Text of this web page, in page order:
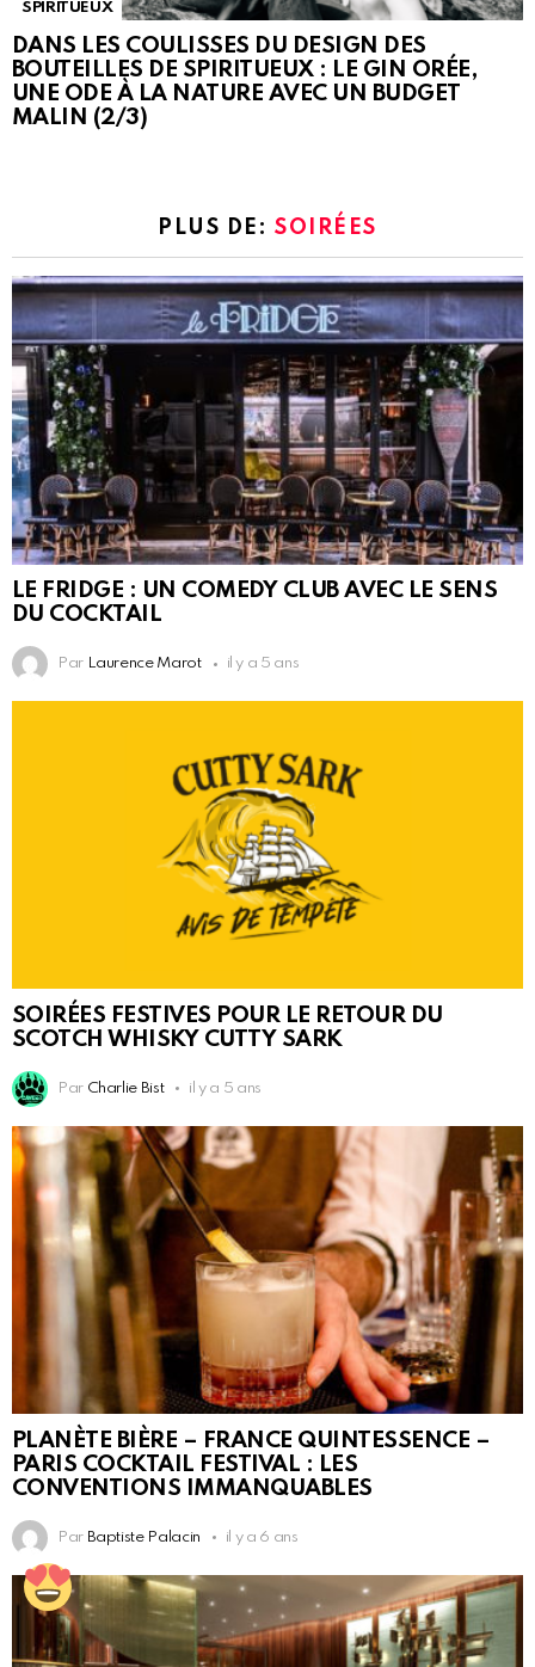
SPIRITUEUX
DANS LES COULISSES DU DESIGN DES
BOUTEILLES DE SPIRITUEUX : LE GIN ORÉE,
UNE ODE À LA NATURE AVEC UN BUDGET
MALIN (2/3)
PLUS DE:SOIRÉES
LE FRIDGE : UN COMEDY CLUB AVEC LE SENS
DU COCKTAIL
Par Laurence Marot il y a 5 ans
SOIRÉES FESTIVES POUR LE RETOUR DU
SCOTCH WHISKY CUTTY SARK
Par Charlie Bist il y a 5 ans
PLANÈTE BIÈRE – FRANCE QUINTESSENCE –
PARIS COCKTAIL FESTIVAL : LES
CONVENTIONS IMMANQUABLES
Par Baptiste Palacin il y a 6 ans